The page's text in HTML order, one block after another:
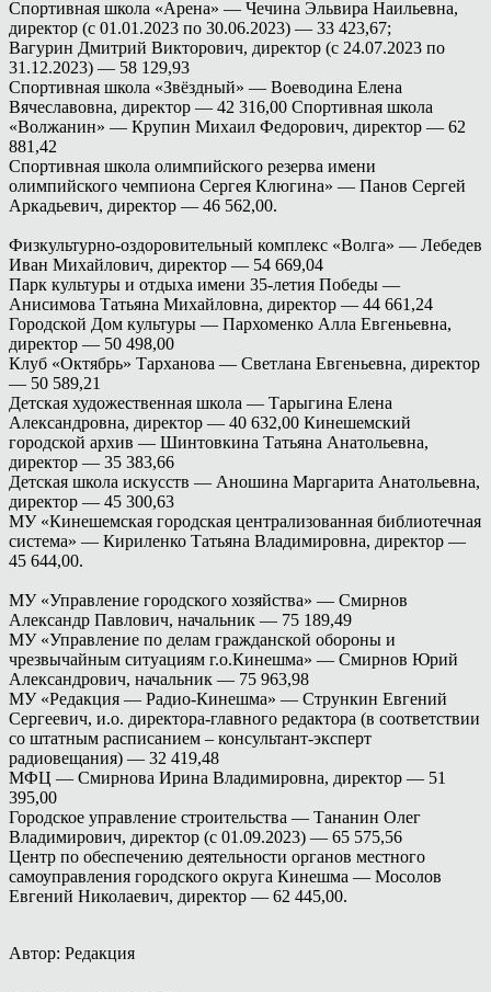
Спортивная школа «Арена» — Чечина Эльвира Наильевна,
директор (с 01.01.2023 по 30.06.2023) — 33 423,67;
Вагурин Дмитрий Викторович, директор (с 24.07.2023 по
31.12.2023) — 58 129,93
Спортивная школа «Звёздный» — Воеводина Елена
Вячеславовна, директор — 42 316,00 Спортивная школа
«Волжанин» — Крупин Михаил Федорович, директор — 62
881,42
Спортивная школа олимпийского резерва имени
олимпийского чемпиона Сергея Клюгина» — Панов Сергей
Аркадьевич, директор — 46 562,00.
Физкультурно-оздоровительный комплекс «Волга» — Лебедев
Иван Михайлович, директор — 54 669,04
Парк культуры и отдыха имени 35-летия Победы —
Анисимова Татьяна Михайловна, директор — 44 661,24
Городской Дом культуры — Пархоменко Алла Евгеньевна,
директор — 50 498,00
Клуб «Октябрь» Тарханова — Светлана Евгеньевна, директор
— 50 589,21
Детская художественная школа — Тарыгина Елена
Александровна, директор — 40 632,00 Кинешемский
городской архив — Шинтовкина Татьяна Анатольевна,
директор — 35 383,66
Детская школа искусств — Аношина Маргарита Анатольевна,
директор — 45 300,63
МУ «Кинешемская городская централизованная библиотечная
система» — Кириленко Татьяна Владимировна, директор —
45 644,00.
МУ «Управление городского хозяйства» — Смирнов
Александр Павлович, начальник — 75 189,49
МУ «Управление по делам гражданской обороны и
чрезвычайным ситуациям г.о.Кинешма» — Смирнов Юрий
Александрович, начальник — 75 963,98
МУ «Редакция — Радио-Кинешма» — Стрункин Евгений
Сергеевич, и.о. директора-главного редактора (в соответствии
со штатным расписанием – консультант-эксперт
радиовещания) — 32 419,48
МФЦ — Смирнова Ирина Владимировна, директор — 51
395,00
Городское управление строительства — Тананин Олег
Владимирович, директор (с 01.09.2023) — 65 575,56
Центр по обеспечению деятельности органов местного
самоуправления городского округа Кинешма — Мосолов
Евгений Николаевич, директор — 62 445,00.
Автор: Редакция